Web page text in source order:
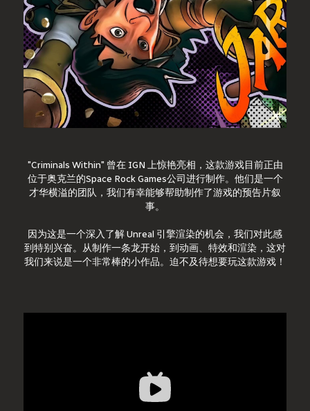
"Criminals Within" 曾在 IGN 上惊艳亮相，这款游戏目前正由
位于奥克兰的Space Rock Games公司进行制作。他们是一个
才华横溢的团队，我们有幸能够帮助制作了游戏的预告片叙
事。
因为这是一个深入了解 Unreal 引擎渲染的机会，我们对此感
到特别兴奋。从制作一条龙开始，到动画、特效和渲染，这对
我们来说是一个非常棒的小作品。迫不及待想要玩这款游戏！